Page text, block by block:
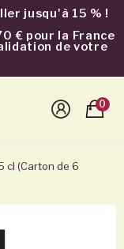
jusqu'à 15 % !
€ pour la France
de votre
0
cl (Carton de 6